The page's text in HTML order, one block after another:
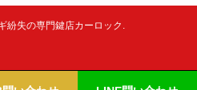
紛失の専門鍵店カーロック.